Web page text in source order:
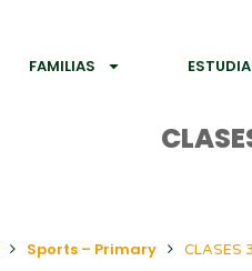
FAMILIAS
Sports – Primary CLASES